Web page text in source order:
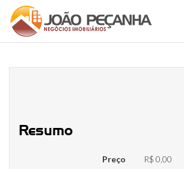
Resumo
Preço R$ 0,00